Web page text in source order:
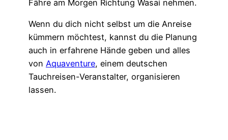
Fähre am Morgen Richtung Wasai nehmen.
Wenn du dich nicht selbst um die Anreise
kümmern möchtest, kannst du die Planung
auch in erfahrene Hände geben und alles
von Aquaventure, einem deutschen
Tauchreisen-Veranstalter, organisieren
lassen.